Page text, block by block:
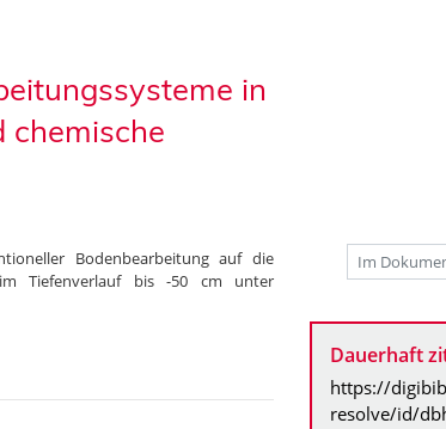
in
chemische
Bodenbearbeitung auf die
im Tiefenverlauf bis -50 cm unter
Dauerhaft
https://
resolve/id/